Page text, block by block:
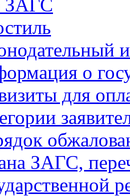
ЗАГС
о
для
ЗАГС,